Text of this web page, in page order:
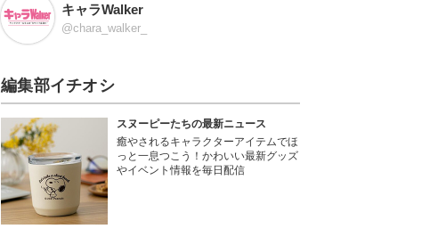
キャラWalker
@chara_walker_
編集部イチオシ
スヌーピーたちの最新ニュース
癒やされるキャラクターアイテムでほ
っと一息つこう！かわいい最新グッズ
やイベント情報を毎日配信